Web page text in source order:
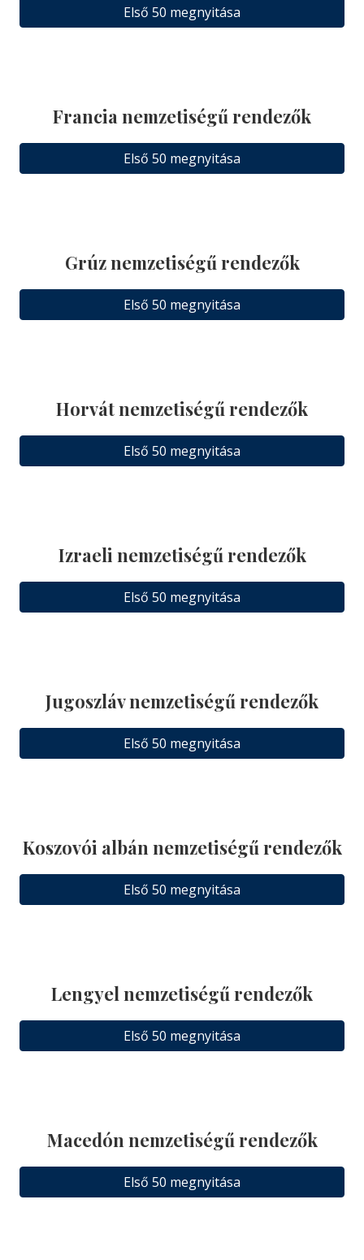
Első 50 megnyitása
Francia nemzetiségű rendezők
Első 50 megnyitása
Grúz nemzetiségű rendezők
Első 50 megnyitása
Horvát nemzetiségű rendezők
Első 50 megnyitása
Izraeli nemzetiségű rendezők
Első 50 megnyitása
Jugoszláv nemzetiségű rendezők
Első 50 megnyitása
Koszovói albán nemzetiségű rendezők
Első 50 megnyitása
Lengyel nemzetiségű rendezők
Első 50 megnyitása
Macedón nemzetiségű rendezők
Első 50 megnyitása